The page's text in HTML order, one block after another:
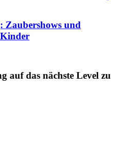
Zaubershows und
auf das nächste Level zu